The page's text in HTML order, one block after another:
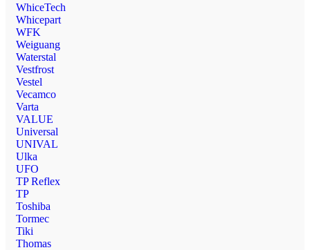
WhiceTech
Whicepart
WFK
Weiguang
Waterstal
Vestfrost
Vestel
Vecamco
Varta
VALUE
Universal
UNIVAL
Ulka
UFO
TP Reflex
TP
Toshiba
Tormec
Tiki
Thomas